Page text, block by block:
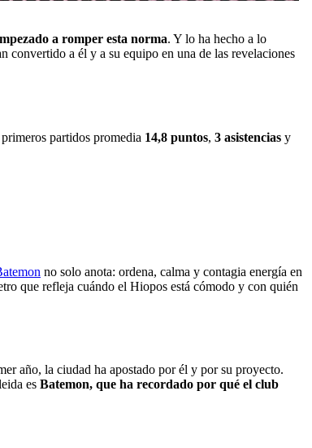
a romper esta norma. Y lo ha hecho a lo
convertido a él y a su equipo en una de las revelaciones
partidos promedia 14,8 puntos, 3 asistencias y
no solo anota: ordena, calma y contagia energía en
que refleja cuándo el Hiopos está cómodo y con quién
año, la ciudad ha apostado por él y por su proyecto.
es Batemon, que ha recordado por qué el club